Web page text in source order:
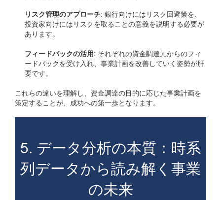
リスク管理のアプローチ: 銀行向けにはリスク回避策を、
投資家向けにはリスクを取ることの意義を説明する必要が
あります。
フィードバックの活用: それぞれの資金調達元からのフィ
ードバックを受け入れ、事業計画を改善していく姿勢が肝
要です。
これらの違いを理解し、資金調達の目的に応じた事業計画を
策定することが、成功への第一歩となります。
5. データ分析の本質：時系
列データから読み解く事業
の未来